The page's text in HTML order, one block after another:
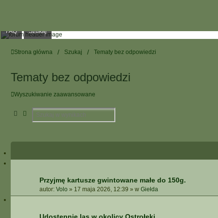
FAQ Szukaj
Strona główna Szukaj Tematy bez odpowiedzi
Tematy bez odpowiedzi
Wyszukiwanie zaawansowane
SzukajWyszukiwanie Zaawansowane
Przyjmę kartusze gwintowane małe do 150g.
autor: Volo » 17 maja 2026, 12:39 » w Giełda